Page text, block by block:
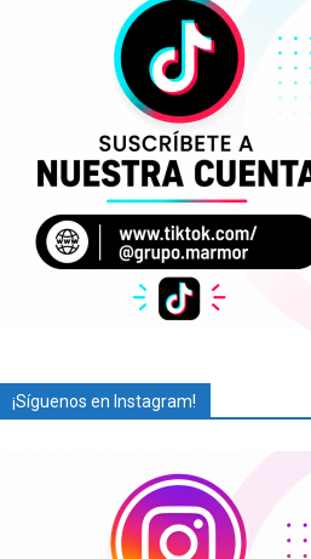
¡Síguenos en Instagram!